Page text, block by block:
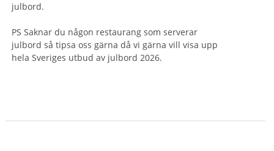
julbord.
PS Saknar du någon restaurang som serverar
julbord så tipsa oss gärna då vi gärna vill visa upp
hela Sveriges utbud av julbord 2026.